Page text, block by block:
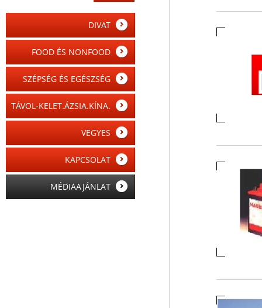
DIVAT
FOOD ÉS NONFOOD
SZÉPSÉG ÉS EGÉSZSÉG
TÁVOL-KELET.ÁZSIA.KÍNA.
VEGYES
KAPCSOLAT
MÉDIAAJÁNLAT